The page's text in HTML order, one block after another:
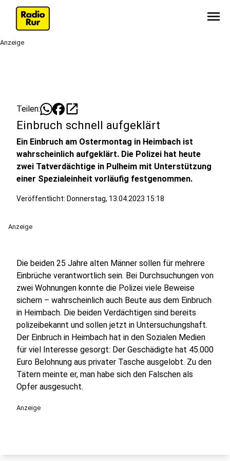
menu
Anzeige
Teilen: open_in_new
Einbruch schnell aufgeklärt
Ein Einbruch am Ostermontag in Heimbach ist
wahrscheinlich aufgeklärt. Die Polizei hat heute
zwei Tatverdächtige in Pulheim mit Unterstützung
einer Spezialeinheit vorläufig festgenommen.
Veröffentlicht: Donnerstag, 13.04.2023 15:18
Anzeige
Die beiden 25 Jahre alten Männer sollen für mehrere
Einbrüche verantwortlich sein. Bei Durchsuchungen von
zwei Wohnungen konnte die Polizei viele Beweise
sichern – wahrscheinlich auch Beute aus dem Einbruch
in Heimbach. Die beiden Verdächtigen sind bereits
polizeibekannt und sollen jetzt in Untersuchungshaft.
Der Einbruch in Heimbach hat in den Sozialen Medien
für viel Interesse gesorgt: Der Geschädigte hat 45.000
Euro Belohnung aus privater Tasche ausgelobt. Zu den
Tätern meinte er, man habe sich den Falschen als
Opfer ausgesucht.
Anzeige